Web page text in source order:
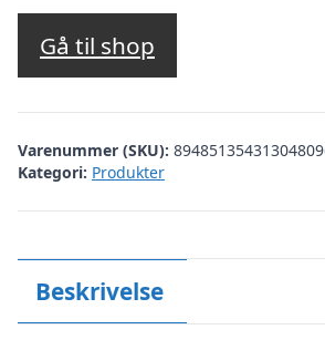
Gå til shop
Varenummer (SKU):
Kategori: Produkter
Beskrivelse